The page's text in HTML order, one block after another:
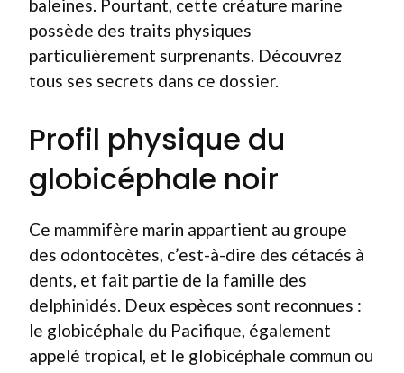
baleines. Pourtant, cette créature marine
possède des traits physiques
particulièrement surprenants. Découvrez
tous ses secrets dans ce dossier.
Profil physique du
globicéphale noir
Ce mammifère marin appartient au groupe
des odontocètes, c’est-à-dire des cétacés à
dents, et fait partie de la famille des
delphinidés. Deux espèces sont reconnues :
le globicéphale du Pacifique, également
appelé tropical, et le globicéphale commun ou